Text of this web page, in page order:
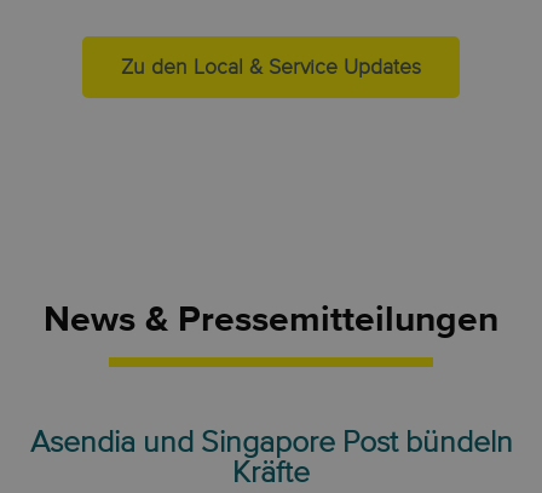
Zu den Local & Service Updates
News & Pressemitteilungen
Asendia und Singapore Post bündeln
Kräfte